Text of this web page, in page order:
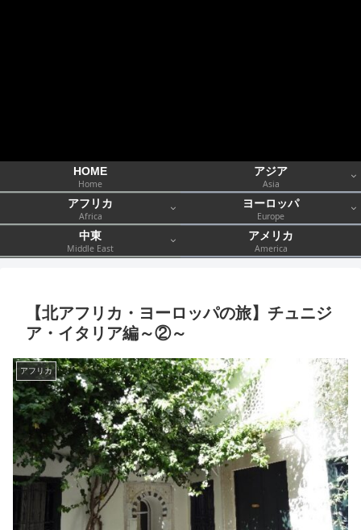
HOME
Home
アジア
Asia
アフリカ
Africa
ヨーロッパ
Europe
中東
Middle East
アメリカ
America
【北アフリカ・ヨーロッパの旅】チュニジ
ア・イタリア編～②～
アフリカ